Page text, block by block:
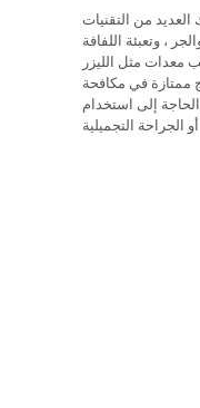
من التقنيات
، وتعبئة اللفافة
معدات مثل الليزر
ممتازة في مكافحة
الحاجة إلى استخدام